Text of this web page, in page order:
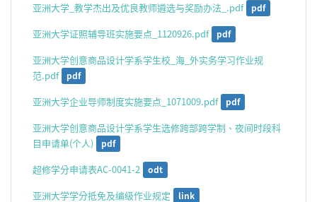
亚洲大学_教学杰出及优良教师遴选与奖励办法_.pdf pdf
亚洲大学证照辅导班实施要点_1120926.pdf pdf
亚洲大学创意商品设计学系学生校_海_外实务学习作业规
范.pdf
pdf
亚洲大学企业导师制度实施要点_1071009.pdf pdf
亚洲大学创意商品设计学系学生选修跨部跨学制、夜间时段科
目申请单(个人)
pdf
超修学分申请表AC-0041-2 odt
亚洲大学学分抵免及编级作业规定 link